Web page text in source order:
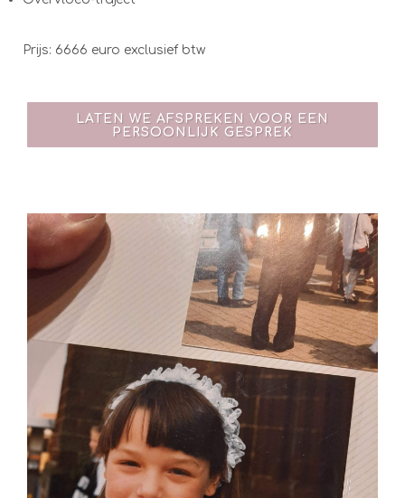
Prijs: 6666 euro exclusief btw
LATEN WE AFSPREKEN VOOR EEN
PERSOONLIJK GESPREK